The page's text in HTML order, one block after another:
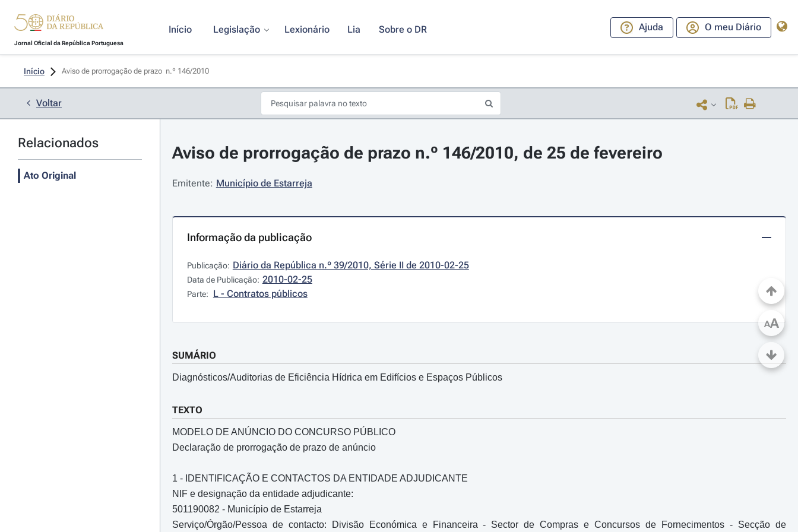
Jornal Oficial da República Portuguesa
Início Legislação Lexionário Lia Sobre o DR Ajuda O meu Diário
Início Aviso de prorrogação de prazo  n.º 146/2010
Voltar
Relacionados
Ato Original
Aviso de prorrogação de prazo n.º 146/2010, de 25 de fevereiro
Emitente: Município de Estarreja
Informação da publicação
Publicação: Diário da República n.º 39/2010, Série II de 2010-02-25
Data de Publicação: 2010-02-25
Parte: L - Contratos públicos
SUMÁRIO
Diagnósticos/Auditorias de Eficiência Hídrica em Edifícios e Espaços Públicos
TEXTO
MODELO DE ANÚNCIO DO CONCURSO PÚBLICO
Declaração de prorrogação de prazo de anúncio
1 - IDENTIFICAÇÃO E CONTACTOS DA ENTIDADE ADJUDICANTE
NIF e designação da entidade adjudicante:
501190082 - Município de Estarreja
Serviço/Órgão/Pessoa de contacto: Divisão Económica e Financeira - Sector de Compras e Concursos de Fornecimentos - Secção de
AA